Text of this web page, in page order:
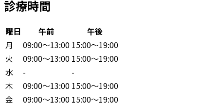
診療時間
曜日 午前
午後
月
09:00〜13:00 15:00〜19:00
火
09:00〜13:00 15:00〜19:00
水
-
-
木
09:00〜13:00 15:00〜19:00
金
09:00〜13:00 15:00〜19:00